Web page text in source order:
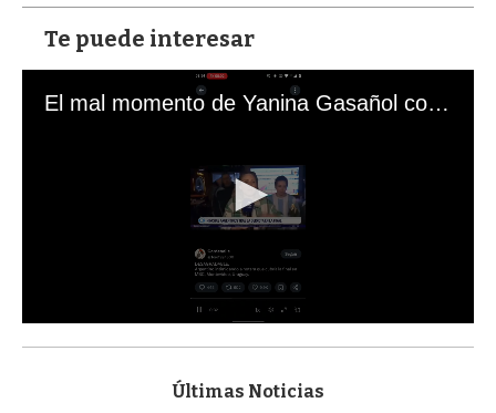
Te puede interesar
El mal momento de Yanina Gasañol con un hincha argentino en "Subrayado"
s
Últimas Noticias